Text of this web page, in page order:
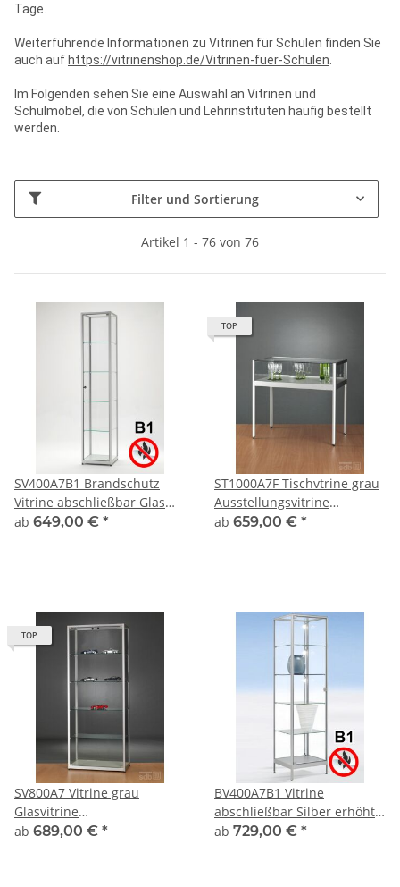
Tage.
Weiterführende Informationen zu Vitrinen für Schulen finden Sie
auch auf https://vitrinenshop.de/Vitrinen-fuer-Schulen
Im Folgenden sehen Sie eine Auswahl an Vitrinen und
Schulmöbel, die von Schulen und Lehrinstituten häufig bestellt
werden.
Filter und Sortierung
Artikel 1 - 76 von 76
SV400A7B1 Brandschutz
Vitrine abschließbar Glas
Alu Silber
ab 649,00 € *
TOP
ST1000A7F Tischvtrine grau
Ausstellungsvitrine
Präsentationsvitrine Alu
ab 659,00 € *
TOP
SV800A7 Vitrine grau
Glasvitrine
Ausstellungsvitrine
ab 689,00 € *
BV400A7B1 Vitrine
abschließbar Silber erhöht
auf kurzen Beinen
ab 729,00 € *